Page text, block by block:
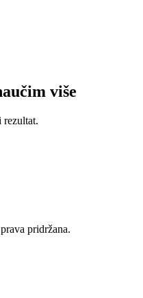
više
rezultat.
pridržana.